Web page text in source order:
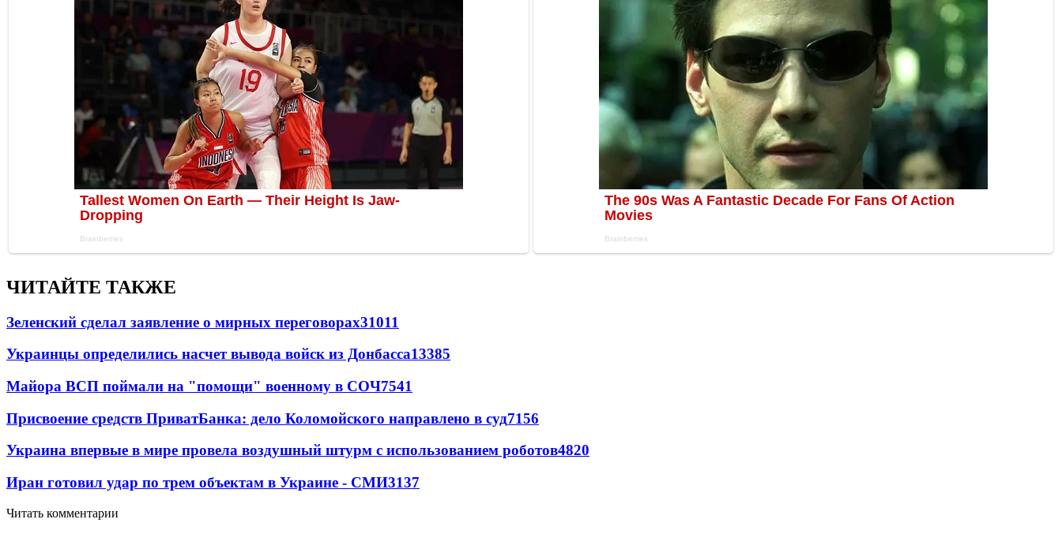
ЧИТАЙТЕ ТАКЖЕ
Зеленский сделал заявление о мирных переговорах31011
Украинцы определились насчет вывода войск из Донбасса13385
Майора ВСП поймали на "помощи" военному в СОЧ7541
Присвоение средств ПриватБанка: дело Коломойского направлено в суд7156
Украина впервые в мире провела воздушный штурм с использованием роботов4820
Иран готовил удар по трем объектам в Украине - СМИ3137
Читать комментарии